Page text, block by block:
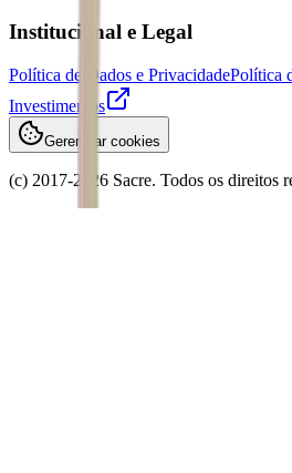
Institucional e Legal
Política de Dados e PrivacidadePolítica
Investimentos
Gerenciar cookies
(c) 2017-2026 Sacre. Todos os direitos